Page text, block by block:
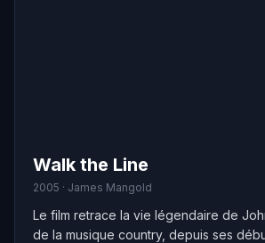
Walk the Line
2005 · James Mangold
Le film retrace la vie légendaire de
de la musique country, depuis ses